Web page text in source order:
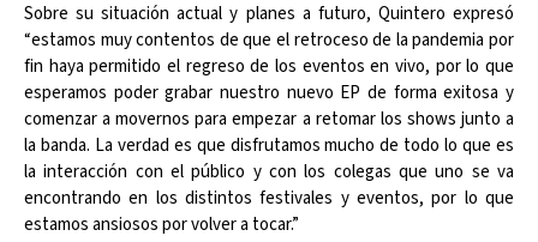
Sobre su situación actual y planes a futuro, Quintero expresó
“estamos muy contentos de que el retroceso de la pandemia por
fin haya permitido el regreso de los eventos en vivo, por lo que
esperamos poder grabar nuestro nuevo EP de forma exitosa y
comenzar a movernos para empezar a retomar los shows junto a
la banda. La verdad es que disfrutamos mucho de todo lo que es
la interacción con el público y con los colegas que uno se va
encontrando en los distintos festivales y eventos, por lo que
estamos ansiosos por volver a tocar.”